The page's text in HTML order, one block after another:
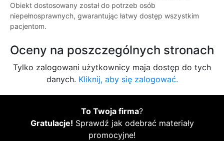
Obiekt dostosowany został do potrzeb osób
niepełnosprawnych, gwarantując łatwy dostęp wszystkim
pacjentom.
Oceny na poszczególnych stronach
Tylko zalogowani użytkownicy maja dostęp do tych
danych. Kliknij, aby się zalogować.
To Twoja firma?
Gratulacje! Sprawdź jak odebrać materiały
promocyjne!